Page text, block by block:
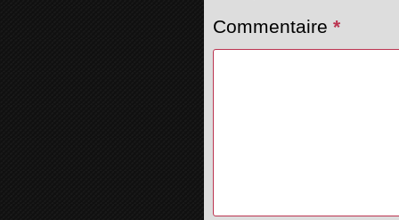
Commentaire *